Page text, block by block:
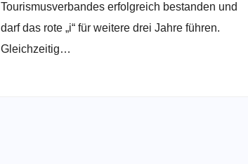
Tourismusverbandes erfolgreich bestanden und
darf das rote „i“ für weitere drei Jahre führen.
Gleichzeitig…